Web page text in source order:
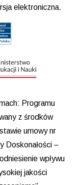
elektroniczna.
Programu
z środków
umowy nr
Doskonałości –
wpływu
jakości